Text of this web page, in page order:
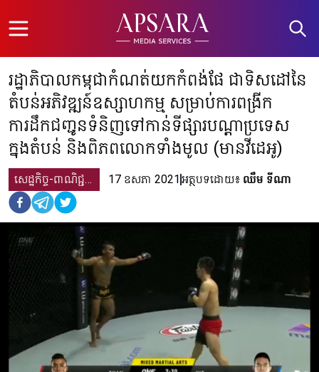
Open menu
រដ្ឋាភិបាលកម្ពុជាកំណត់យកកំពង់ផែ ជាទិសដៅនៃ
តំបន់អភិវឌ្ឍន៍ឧស្សាហកម្ម សម្រាប់ការពង្រីក
ការដឹកជញ្ជូនទំនិញទៅកាន់ទីផ្សារបណ្តាប្រទេស
ក្នុងតំបន់ និងពិភពលោកទាំងមូល (មានវីដេអូ)
សេដ្ឋកិច្ច-ពាណិជ្ជកម្ម 17 ឧសភា 2021 អត្ថបទដោយ៖ ឈឹម​ ទីណា​